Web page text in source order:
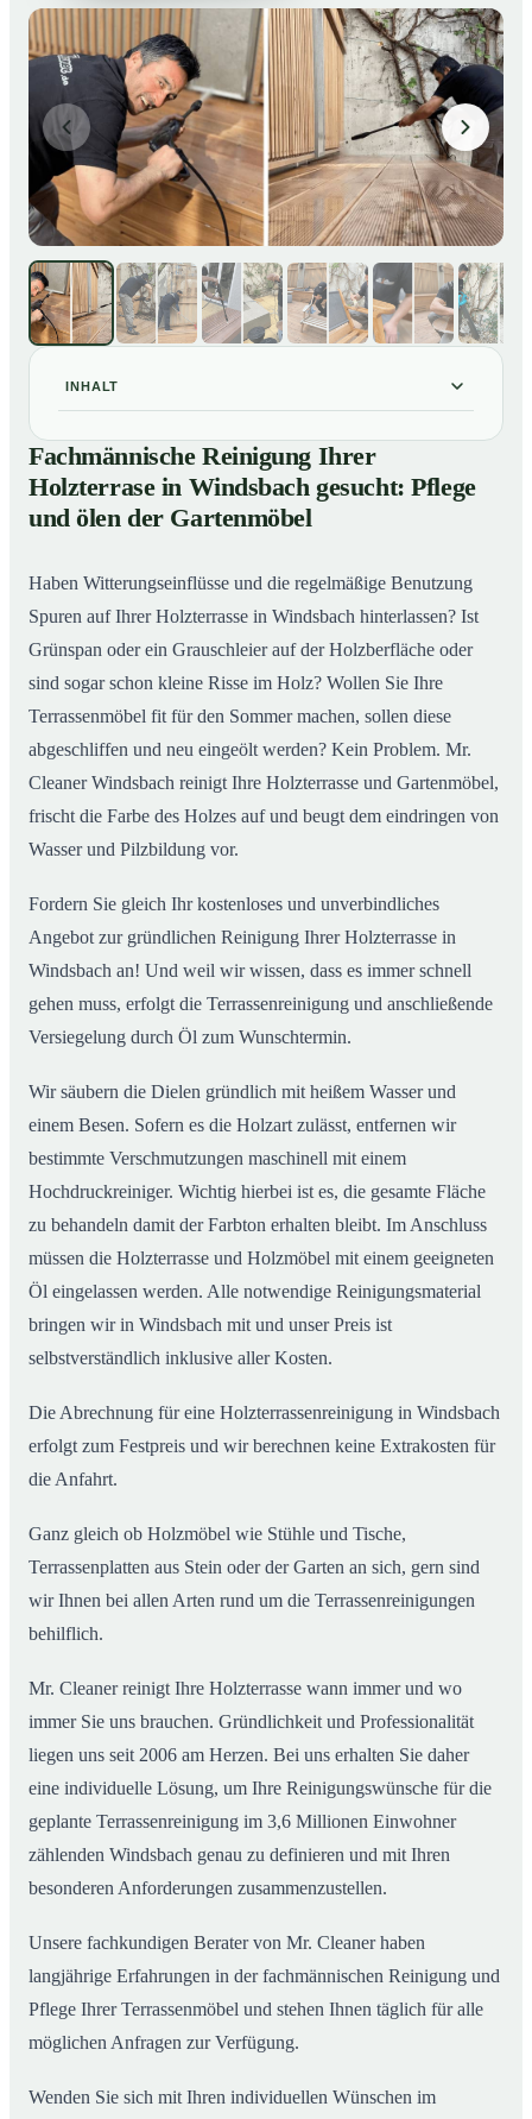
INHALT
01 Fachmännische Reinigung Ihrer Holzterrase in
Windsbach gesucht: Pflege und ölen der Gartenmöbel
02So reinigen unsere Profis Holzterrassen in Windsbach
Fachmännische Reinigung Ihrer
Holzterrase in Windsbach gesucht: Pflege
und ölen der Gartenmöbel
Haben Witterungseinflüsse und die regelmäßige Benutzung
Spuren auf Ihrer Holzterrasse in Windsbach hinterlassen? Ist
Grünspan oder ein Grauschleier auf der Holzberfläche oder
sind sogar schon kleine Risse im Holz? Wollen Sie Ihre
Terrassenmöbel fit für den Sommer machen, sollen diese
abgeschliffen und neu eingeölt werden? Kein Problem. Mr.
Cleaner Windsbach reinigt Ihre Holzterrasse und Gartenmöbel,
frischt die Farbe des Holzes auf und beugt dem eindringen von
Wasser und Pilzbildung vor.
Fordern Sie gleich Ihr kostenloses und unverbindliches
Angebot zur gründlichen Reinigung Ihrer Holzterrasse in
Windsbach an! Und weil wir wissen, dass es immer schnell
gehen muss, erfolgt die Terrassenreinigung und anschließende
Versiegelung durch Öl zum Wunschtermin.
Wir säubern die Dielen gründlich mit heißem Wasser und
einem Besen. Sofern es die Holzart zulässt, entfernen wir
bestimmte Verschmutzungen maschinell mit einem
Hochdruckreiniger. Wichtig hierbei ist es, die gesamte Fläche
zu behandeln damit der Farbton erhalten bleibt. Im Anschluss
müssen die Holzterrasse und Holzmöbel mit einem geeigneten
Öl eingelassen werden. Alle notwendige Reinigungsmaterial
bringen wir in Windsbach mit und unser Preis ist
selbstverständlich inklusive aller Kosten.
Die Abrechnung für eine Holzterrassenreinigung in Windsbach
erfolgt zum Festpreis und wir berechnen keine Extrakosten für
die Anfahrt.
Ganz gleich ob Holzmöbel wie Stühle und Tische,
Terrassenplatten aus Stein oder der Garten an sich, gern sind
wir Ihnen bei allen Arten rund um die Terrassenreinigungen
behilflich.
Mr. Cleaner reinigt Ihre Holzterrasse wann immer und wo
immer Sie uns brauchen. Gründlichkeit und Professionalität
liegen uns seit 2006 am Herzen. Bei uns erhalten Sie daher
eine individuelle Lösung, um Ihre Reinigungswünsche für die
geplante Terrassenreinigung im 3,6 Millionen Einwohner
zählenden Windsbach genau zu definieren und mit Ihren
besonderen Anforderungen zusammenzustellen.
Unsere fachkundigen Berater von Mr. Cleaner haben
langjährige Erfahrungen in der fachmännischen Reinigung und
Pflege Ihrer Terrassenmöbel und stehen Ihnen täglich für alle
möglichen Anfragen zur Verfügung.
Wenden Sie sich mit Ihren individuellen Wünschen im